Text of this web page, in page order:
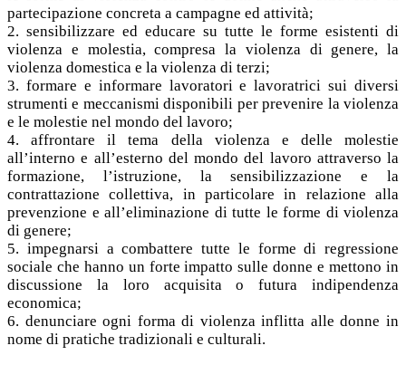
partecipazione concreta a campagne ed attività;
2. sensibilizzare ed educare su tutte le forme esistenti di
violenza e molestia, compresa la violenza di genere, la
violenza domestica e la violenza di terzi;
3. formare e informare lavoratori e lavoratrici sui diversi
strumenti e meccanismi disponibili per prevenire la violenza
e le molestie nel mondo del lavoro;
4. affrontare il tema della violenza e delle molestie
all’interno e all’esterno del mondo del lavoro attraverso la
formazione, l’istruzione, la sensibilizzazione e la
contrattazione collettiva, in particolare in relazione alla
prevenzione e all’eliminazione di tutte le forme di violenza
di genere;
5. impegnarsi a combattere tutte le forme di regressione
sociale che hanno un forte impatto sulle donne e mettono in
discussione la loro acquisita o futura indipendenza
economica;
6. denunciare ogni forma di violenza inflitta alle donne in
nome di pratiche tradizionali e culturali.